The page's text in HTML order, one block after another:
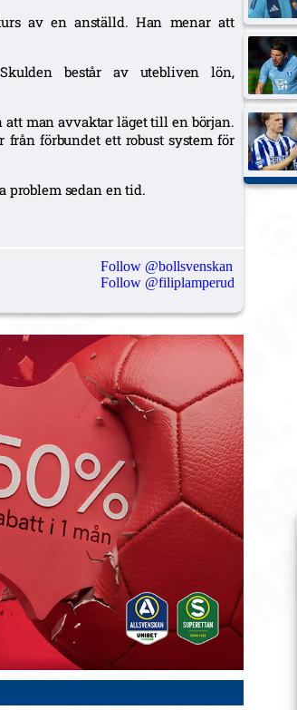
av en anställd. Han menar att
består av utebliven lön,
att man avvaktar läget till en början.
förbundet ett robust system för
problem sedan en tid.
Follow @bollsvenskan
Follow @filiplamperud